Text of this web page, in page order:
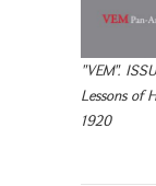
"VEM".
Lessons of
1920